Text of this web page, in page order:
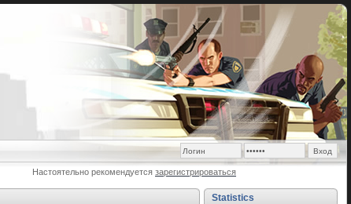
Настоятельно рекомендуется зарегистрироваться
Statistics